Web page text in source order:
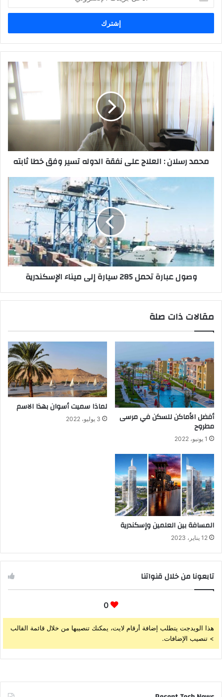
بريدك
الإلكتروني
محمد رسلان : العلاج على نفقة الدوله تسير وفق خطا ثابته
وصول عبارة تحمل 285 سيارة إلى ميناء الإسكندرية
مقالات ذات صلة
أفضل الأماكن للسكن في مرسى
مطروح
1 يونيو، 2022
لماذا سميت أسوان بهذا الاسم
3 يوليو، 2022
المسافة بين العلمين وإسكندرية
12 يناير، 2023
تابعونا من خلال قنواتنا
0
هذا الويدجت يتطلب إضافة أرقام لايت، يمكنك تنصيبها من خلال قائمة القالب
> تنصيب الإضافات.